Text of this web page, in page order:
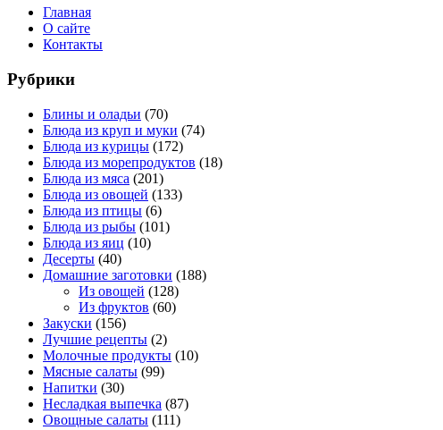
Главная
О сайте
Контакты
Рубрики
Блины и оладьи (70)
Блюда из круп и муки (74)
Блюда из курицы (172)
Блюда из морепродуктов (18)
Блюда из мяса (201)
Блюда из овощей (133)
Блюда из птицы (6)
Блюда из рыбы (101)
Блюда из яиц (10)
Десерты (40)
Домашние заготовки (188)
Из овощей (128)
Из фруктов (60)
Закуски (156)
Лучшие рецепты (2)
Молочные продукты (10)
Мясные салаты (99)
Напитки (30)
Несладкая выпечка (87)
Овощные салаты (111)